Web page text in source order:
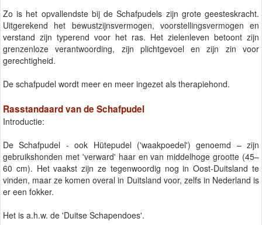
Zo is het opvallendste bij de Schafpudels zijn grote geesteskracht.
Uitgerekend het bewustzijnsvermogen, voorstellingsvermogen en
verstand zijn typerend voor het ras. Het zielenleven betoont zijn
grenzenloze verantwoording, zijn plichtgevoel en zijn zin voor
gerechtigheid.
De schafpudel wordt meer en meer ingezet als therapiehond.
Rasstandaard van de Schafpudel
Introductie:
De Schafpudel - ook Hütepudel ('waakpoedel') genoemd – zijn
gebruikshonden met 'verward' haar en van middelhoge grootte (45–
60 cm). Het vaakst zijn ze tegenwoordig nog in Oost-Duitsland te
vinden, maar ze komen overal in Duitsland voor, zelfs in Nederland is
er een fokker.
Het is a.h.w. de 'Duitse Schapendoes'.